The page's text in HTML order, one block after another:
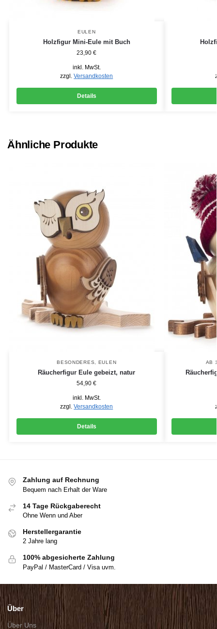
EULEN
Holzfigur Mini-Eule mit Buch
23,90€
inkl. MwSt.
zzgl.Versandkosten
Details
Ähnliche Produkte
BESONDERES, EULEN
Räucherfigur Eule gebeizt, natur
54,90€
inkl. MwSt.
zzgl.Versandkosten
Details
AB
Zahlung auf Rechnung
Bequem nach Erhalt der Ware
14 Tage Rückgaberecht
Ohne Wenn und Aber
Herstellergarantie
2 Jahre lang
100% abgesicherte Zahlung
PayPal / MasterCard / Visa uvm.
Über
Über Uns